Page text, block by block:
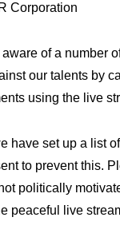
Corporation
of a number
our talents by
using the live
have set up a list
to prevent this.
politically
peaceful live